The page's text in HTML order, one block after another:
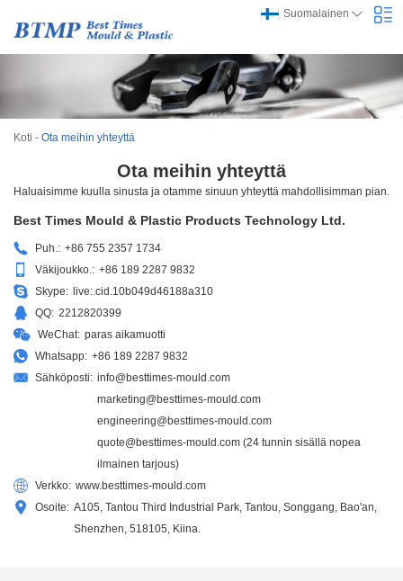
Suomalainen
Koti - Ota meihin yhteyttä
Ota meihin yhteyttä
Haluaisimme kuulla sinusta ja otamme sinuun yhteyttä mahdollisimman pian.
Best Times Mould & Plastic Products Technology Ltd.
Puh.: +86 755 2357 1734
Väkijoukko.: +86 189 2287 9832
Skype: live:.cid.10b049d46188a310
QQ: 2212820399
WeChat: paras aikamuotti
Whatsapp: +86 189 2287 9832
Sähköposti: info@besttimes-mould.com
marketing@besttimes-mould.com
engineering@besttimes-mould.com
quote@besttimes-mould.com (24 tunnin sisällä nopea
ilmainen tarjous)
Verkko: www.besttimes-mould.com
Osoite: A105, Tantou Third Industrial Park, Tantou, Songgang, Bao'an,
Shenzhen, 518105, Kiina.